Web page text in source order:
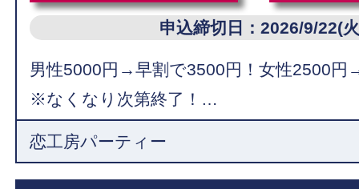
申込締切日：2026/9/22(
男性5000円→早割で3500円！女性2500円
※なくなり次第終了！…
恋工房パーティー